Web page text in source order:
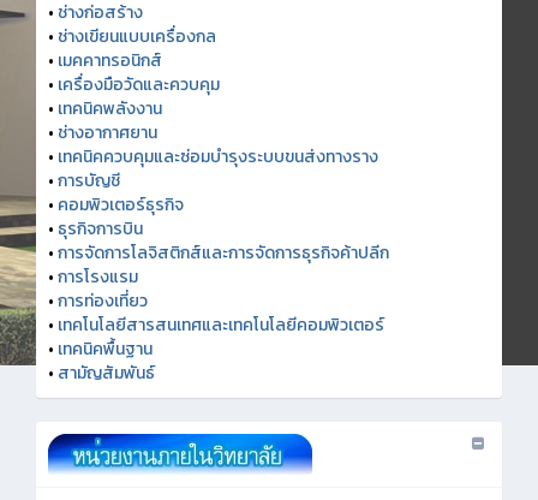
• ช่างก่อสร้าง
• ช่างเขียนแบบเครื่องกล
• เมคคาทรอนิกส์
• เครื่องมือวัดและควบคุม
• เทคนิคพลังงาน
• ช่างอากาศยาน
• เทคนิคควบคุมและซ่อมบำรุงระบบขนส่งทางราง
•การบัญชี
• คอมพิวเตอร์ธุรกิจ
• ธุรกิจการบิน
•การจัดการโลจิสติกส์และการจัดการธุรกิจค้าปลีก
•การโรงแรม
•การท่องเที่ยว
• เทคโนโลยีสารสนเทศและเทคโนโลยีคอมพิวเตอร์
• เทคนิคพื้นฐาน
• สามัญสัมพันธ์